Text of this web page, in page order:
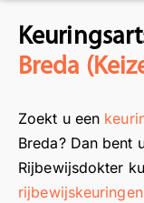
Breda
Zoekt u een
Breda? Dan bent
Rijbewijsdokter
rijbewijskeuringen